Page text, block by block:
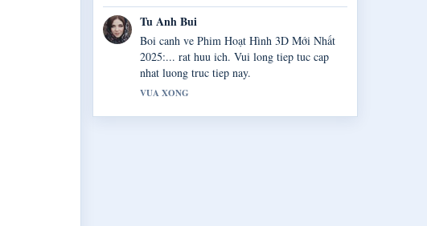
Ngoc Anh Tran
Bao phu ve Code King Legacy &#8211;
Danh sách code... rat chac chan va de theo
doi.
3 PHUT TRUOC